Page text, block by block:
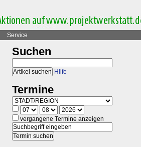
Service
Suchen
Hilfe
Termine
vergangene Termine anzeigen